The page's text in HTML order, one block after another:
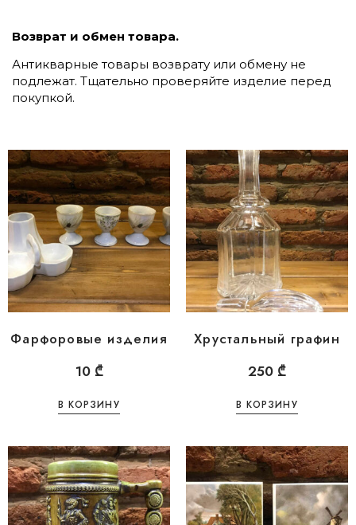
Возврат и обмен товара.
Антикварные товары возврату или обмену не
подлежат. Тщательно проверяйте изделие перед
покупкой.
Фарфоровые изделия
10 ₾
В КОРЗИНУ
Хрустальный графин
250 ₾
В КОРЗИНУ